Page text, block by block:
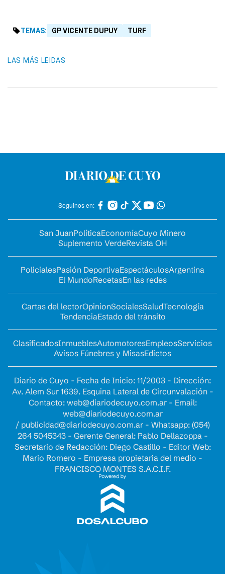
TEMAS: GP VICENTE DUPUY TURF
LAS MÁS LEIDAS
Seguinos en:
San JuanPolíticaEconomíaCuyo Minero
Suplemento VerdeRevista OH
PolicialesPasión DeportivaEspectáculosArgentina
El MundoRecetasEn las redes
Cartas del lectorOpinionSocialesSaludTecnología
TendenciaEstado del tránsito
ClasificadosInmueblesAutomotoresEmpleosServicios
Avisos Fúnebres y MisasEdictos
Diario de Cuyo - Fecha de Inicio: 11/2003 - Dirección:
Av. Alem Sur 1639. Esquina Lateral de Circunvalación -
Contacto: web@diariodecuyo.com.ar- Email:
web@diariodecuyo.com.ar
/ publicidad@diariodecuyo.com.ar- Whatsapp: (054)
264 5045343 - Gerente General: Pablo Dellazoppa -
Secretario de Redacción: Diego Castillo - Editor Web:
Mario Romero - Empresa propietaria del medio -
FRANCISCO MONTES S.A.C.I.F.